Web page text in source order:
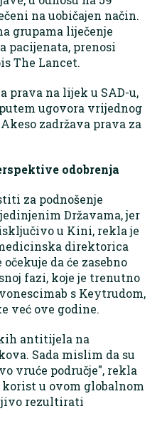
na uobičajen način.
grupama liječenje
pacijenata, prenosi
The Lancet.
prava na lijek u SAD-u,
ugovora vrijednog
zadržava prava za
odobrenja
za podnošenje
Državama, jer
u Kini, rekla je
direktorica
očekuje da će zasebno
fazi, koje je trenutno
s Keytrudom,
već ove godine.
antitijela na
Sada mislim da su
vruće područje", rekla
u ovom globalnom
rezultirati